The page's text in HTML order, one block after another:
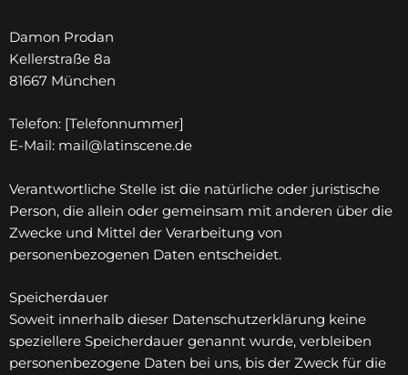
Damon Prodan
Kellerstraße 8a
81667 München
Telefon: [Telefonnummer]
E-Mail: mail@latinscene.de
Verantwortliche Stelle ist die natürliche oder juristische
Person, die allein oder gemeinsam mit anderen über die
Zwecke und Mittel der Verarbeitung von
personenbezogenen Daten entscheidet.
Speicherdauer
Soweit innerhalb dieser Datenschutzerklärung keine
speziellere Speicherdauer genannt wurde, verbleiben
personenbezogene Daten bei uns, bis der Zweck für die